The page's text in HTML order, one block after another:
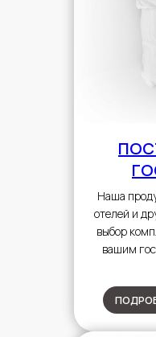
Наша
отелей и
выбор
вашим